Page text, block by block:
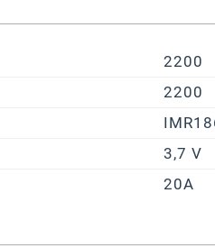
2200
2200
3,7 V
20A